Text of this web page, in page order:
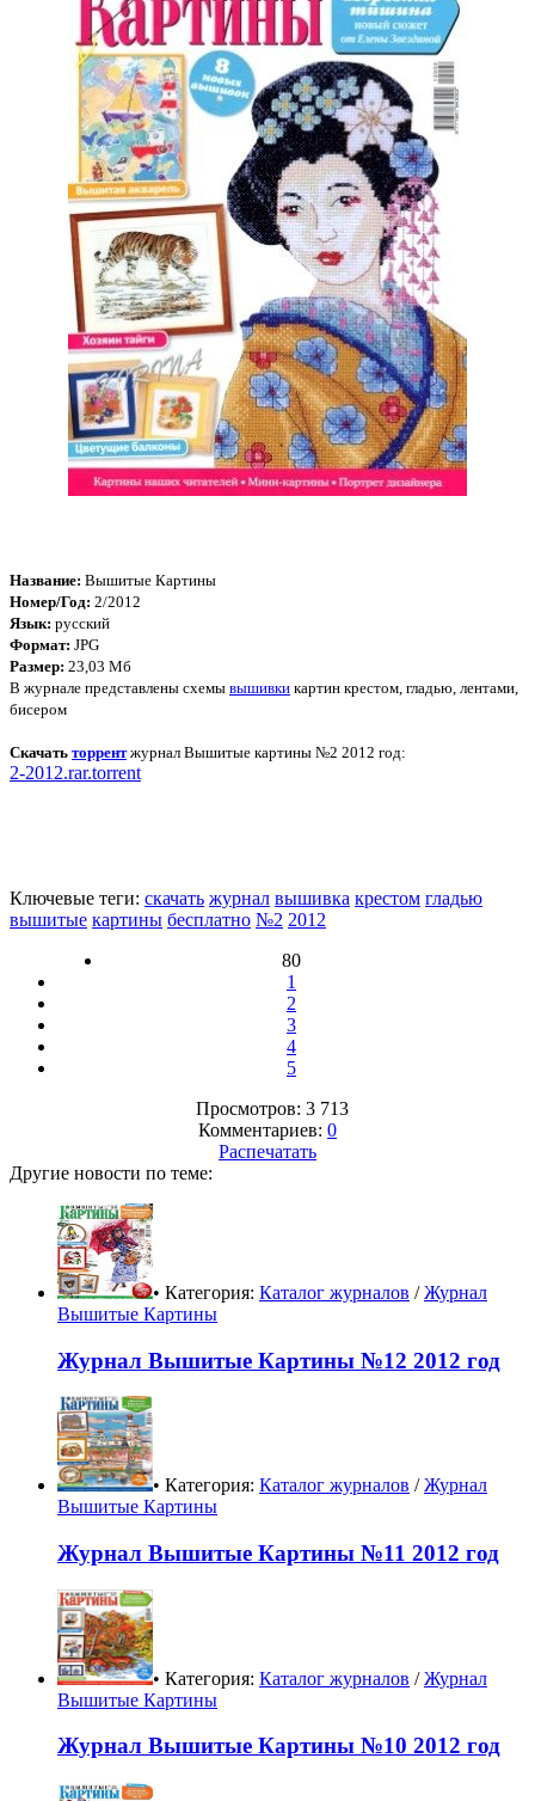
Название: Вышитые Картины
Номер/Год: 2/2012
Язык: русский
Формат: JPG
Размер: 23,03 Мб
В журнале представлены схемы вышивки картин крестом, гладью, лентами,
бисером
Скачать торрентжурнал Вышитые картины №2 2012 год:
2-2012.rar.torrent
Ключевые теги: скачать журнал вышивка крестом гладью
вышитые картины бесплатно №2 2012
80
1
2
3
4
5
Просмотров: 3 713
Комментариев: 0
Распечатать
Другие новости по теме:
• Категория: Каталог журналов /Журнал
Вышитые Картины
Журнал Вышитые Картины №12 2012 год
• Категория: Каталог журналов /Журнал
Вышитые Картины
Журнал Вышитые Картины №11 2012 год
• Категория: Каталог журналов /Журнал
Вышитые Картины
Журнал Вышитые Картины №10 2012 год